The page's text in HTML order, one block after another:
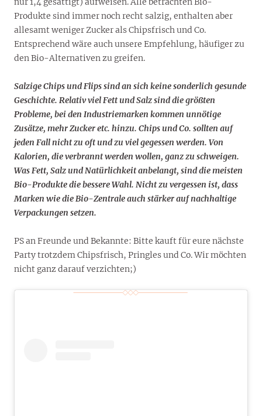
Produkte sind immer noch recht salzig, enthalten aber
allesamt weniger Zucker als Chipsfrisch und Co.
Entsprechend wäre auch unsere Empfehlung, häufiger zu
den Bio-Alternativen zu greifen.
Salzige Chips und Flips sind an sich keine sonderlich gesunde
Geschichte. Relativ viel Fett und Salz sind die größten
Probleme, bei den Industriemarken kommen unnötige
Zusätze, mehr Zucker etc. hinzu. Chips und Co. sollten auf
jeden Fall nicht zu oft und zu viel gegessen werden. Von
Kalorien, die verbrannt werden wollen, ganz zu schweigen.
Was Fett, Salz und Natürlichkeit anbelangt, sind die meisten
Bio-Produkte die bessere Wahl. Nicht zu vergessen ist, dass
Marken wie die Bio-Zentrale auch stärker auf nachhaltige
Verpackungen setzen.
PS an Freunde und Bekannte: Bitte kauft für eure nächste
Party trotzdem Chipsfrisch, Pringles und Co. Wir möchten
nicht ganz darauf verzichten;)